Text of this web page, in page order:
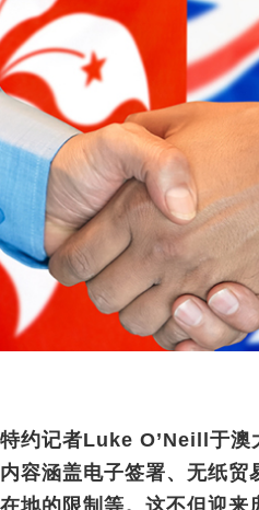
约记者Luke O’Neill于
容涵盖电子签署、无纸贸